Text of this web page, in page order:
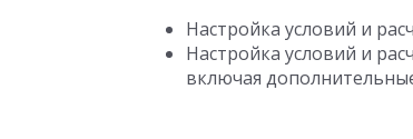
Настройка условий и
Настройка условий и
включая